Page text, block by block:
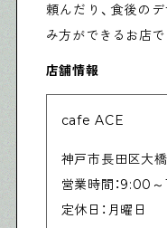
頼んだり、食後の
み方ができるお店で
店舗情報
cafe ACE
神戸市長田区大
営業時間：9:00
定休日：月曜日